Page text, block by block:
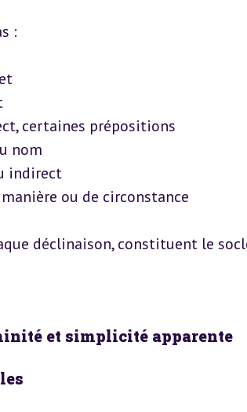
:
certaines prépositions
nom
indirect
ou de circonstance
déclinaison, constituent le
et simplicité apparente